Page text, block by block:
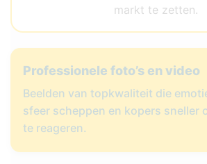
markt te zetten.
Professionele foto’s en video
Beelden van topkwaliteit die
sfeer scheppen en kopers sneller
te reageren.